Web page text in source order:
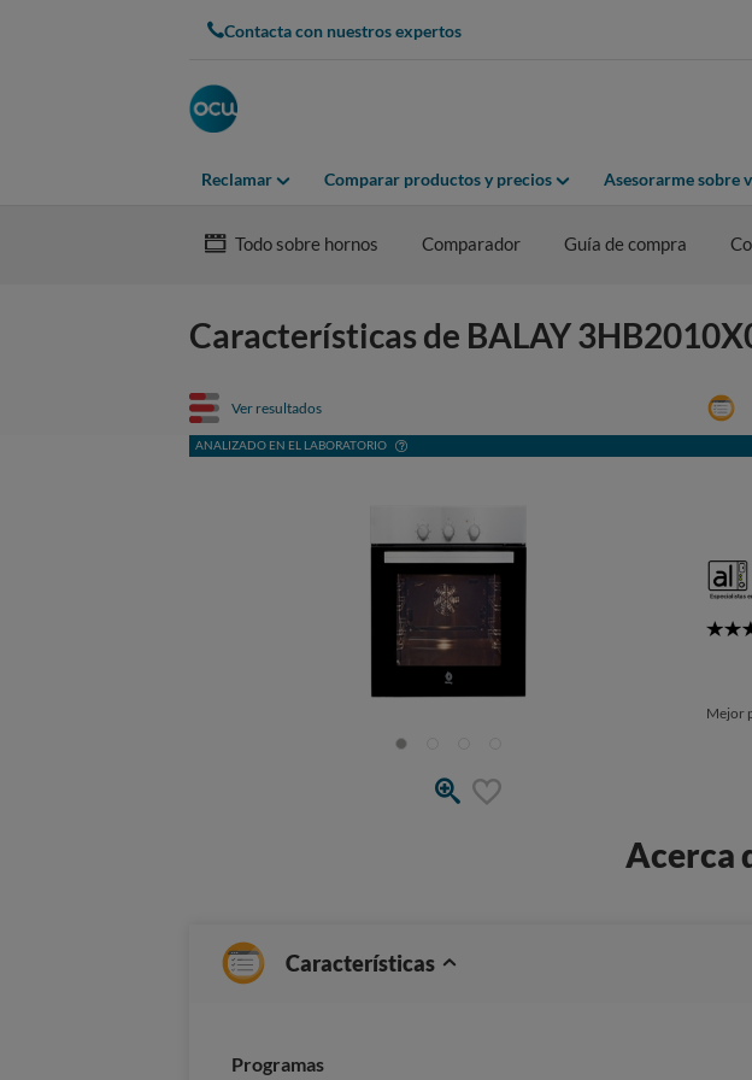
Contacta con nuestros expertos
Reclamar Comparar productos y precios Asesorarme sobre
Todo sobre hornos Comparador Guía de compra
Características de BALAY
Ver resultados
ANALIZADO EN EL LABORATORIO
5
Mejor
Acerca
Características
Programas